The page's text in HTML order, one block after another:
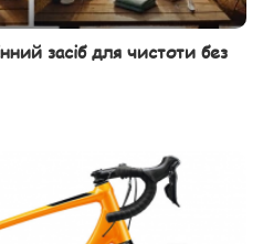
засіб для чистоти без